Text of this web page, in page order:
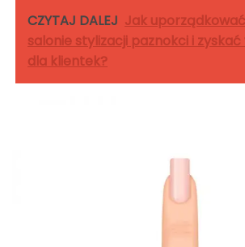
CZYTAJ DALEJ Jak
salonie stylizacji paznokci i
dla klientek?